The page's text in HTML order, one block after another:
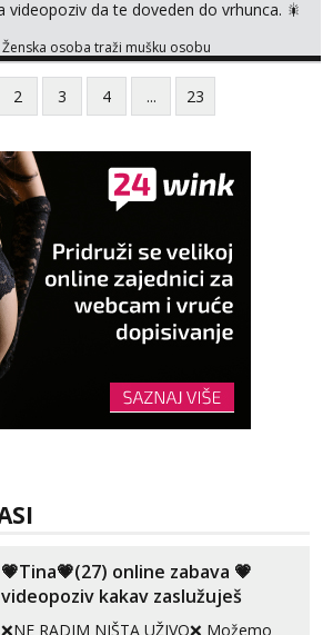
videopoziv da te doveden do vrhunca. 🎇
Radim samo ONLINE I
UŽIVO!!!
Ženska osoba traži mušku osobu
2 3 4 ... 23
💗Tina💗(27) online zabava 💗
videopoziv kakav zaslužuješ
❌NE RADIM NIŠTA UŽIVO❌ Možemo